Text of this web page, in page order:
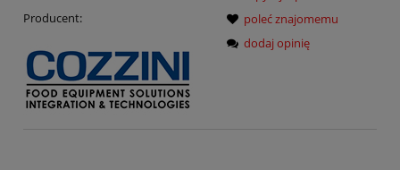
Producent:
poleć znajomemu
dodaj opinię